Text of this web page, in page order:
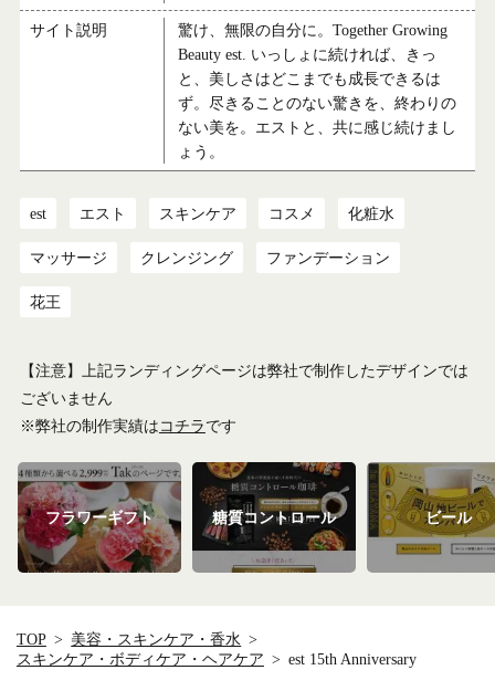
サイト説明
驚け、無限の自分に。Together Growing
Beauty est. いっしょに続ければ、きっ
と、美しさはどこまでも成長できるは
ず。尽きることのない驚きを、終わりの
ない美を。エストと、共に感じ続けまし
ょう。
est エスト スキンケア コスメ 化粧水
マッサージ クレンジング ファンデーション
花王
【注意】上記ランディングページは弊社で制作したデザインでは
ございません
※弊社の制作実績はコチラです
フラワーギフト 糖質コントロール ビール
TOP
美容・スキンケア・香水
スキンケア・ボディケア・ヘアケア
est 15th Anniversary